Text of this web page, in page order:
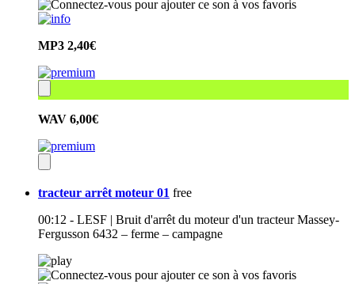
MP3 2,40€
WAV 6,00€
tracteur arrêt moteur 01 free
00:12 - LESF | Bruit d'arrêt du moteur d'un tracteur Massey-
Fergusson 6432 – ferme – campagne